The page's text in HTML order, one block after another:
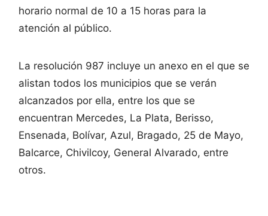
horario normal de 10 a 15 horas para la
atención al público.
La resolución 987 incluye un anexo en el que se
alistan todos los municipios que se verán
alcanzados por ella, entre los que se
encuentran Mercedes, La Plata, Berisso,
Ensenada, Bolívar, Azul, Bragado, 25 de Mayo,
Balcarce, Chivilcoy, General Alvarado, entre
otros.